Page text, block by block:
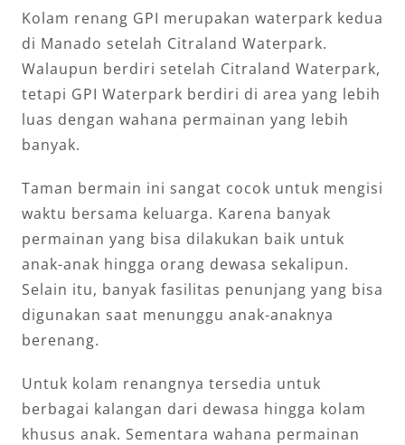
Kolam renang GPI merupakan waterpark kedua
di Manado setelah Citraland Waterpark.
Walaupun berdiri setelah Citraland Waterpark,
tetapi GPI Waterpark berdiri di area yang lebih
luas dengan wahana permainan yang lebih
banyak.
Taman bermain ini sangat cocok untuk mengisi
waktu bersama keluarga. Karena banyak
permainan yang bisa dilakukan baik untuk
anak-anak hingga orang dewasa sekalipun.
Selain itu, banyak fasilitas penunjang yang bisa
digunakan saat menunggu anak-anaknya
berenang.
Untuk kolam renangnya tersedia untuk
berbagai kalangan dari dewasa hingga kolam
khusus anak. Sementara wahana permainan